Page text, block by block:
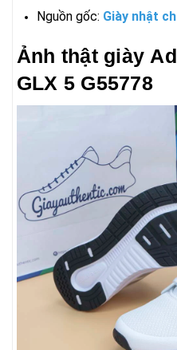
Nguồn gốc: Giày nhật
Ảnh thật giày
GLX 5 G55778